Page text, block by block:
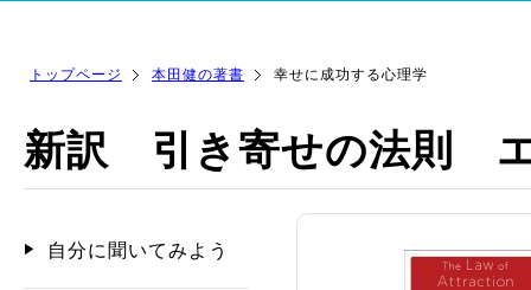
トップページ 本田健の著書 幸せに成功する心理学
新訳 引き寄せの法則
自分に聞いてみよう